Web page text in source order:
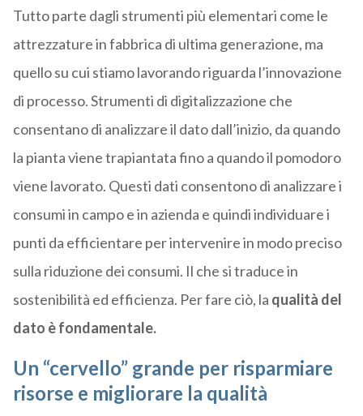
Tutto parte dagli strumenti più elementari come le
attrezzature in fabbrica di ultima generazione, ma
quello su cui stiamo lavorando riguarda l’innovazione
di processo. Strumenti di digitalizzazione che
consentano di analizzare il dato dall’inizio, da quando
la pianta viene trapiantata fino a quando il pomodoro
viene lavorato. Questi dati consentono di analizzare i
consumi in campo e in azienda e quindi individuare i
punti da efficientare per intervenire in modo preciso
sulla riduzione dei consumi. Il che si traduce in
sostenibilità ed efficienza. Per fare ciò, la qualità del
dato è fondamentale.
Un “cervello” grande per risparmiare
risorse e migliorare la qualità